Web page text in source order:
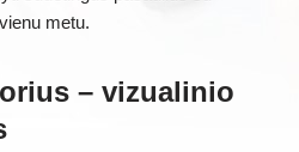
metu.
– vizualinio